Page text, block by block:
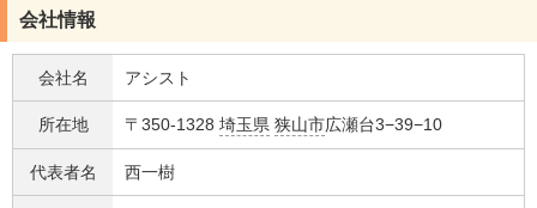
会社情報
会社名 アシスト
所在地 〒350-1328 埼玉県 狭山市広瀬台3−39−10
代表者名 西一樹